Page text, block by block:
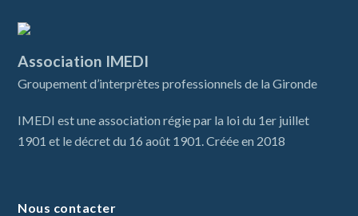
Association IMEDI
Groupement d’interprètes professionnels de la Gironde
IMEDI est une association régie par la loi du 1er juillet
1901 et le décret du 16 août 1901. Créée en 2018
Nous contacter